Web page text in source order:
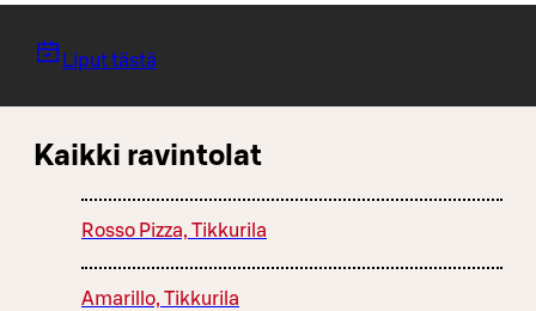
Liput tästä
Kaikki ravintolat
Rosso Pizza, Tikkurila
Amarillo, Tikkurila